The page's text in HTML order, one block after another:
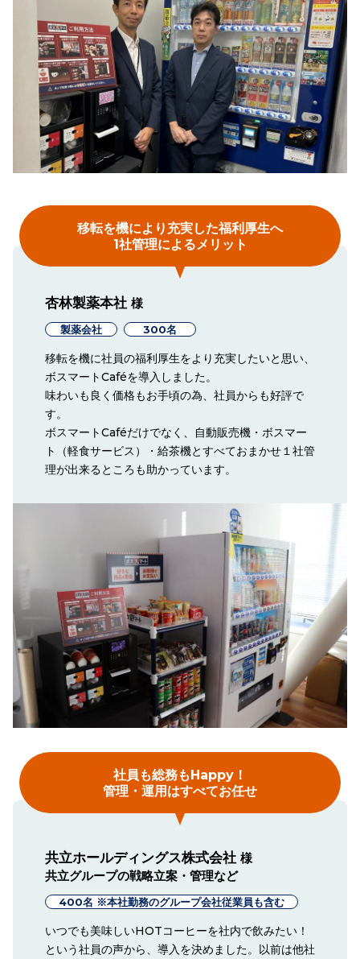
移転を機により充実した福利厚生へ
1社管理によるメリット
杏林製薬本社 様
製薬会社 300名
移転を機に社員の福利厚生をより充実したいと思い、
ボスマートCaféを導入しました。
味わいも良く価格もお手頃の為、社員からも好評で
す。
ボスマートCaféだけでなく、自動販売機・ボスマー
ト（軽食サービス）・給茶機とすべておまかせ１社管
理が出来るところも助かっています。
社員も総務もHappy！
管理・運用はすべてお任せ
共立ホールディングス株式会社 様
共立グループの戦略立案・管理など
400名 ※本社勤務のグループ会社従業員も含む
いつでも美味しいHOTコーヒーを社内で飲みたい！
という社員の声から、導入を決めました。以前は他社